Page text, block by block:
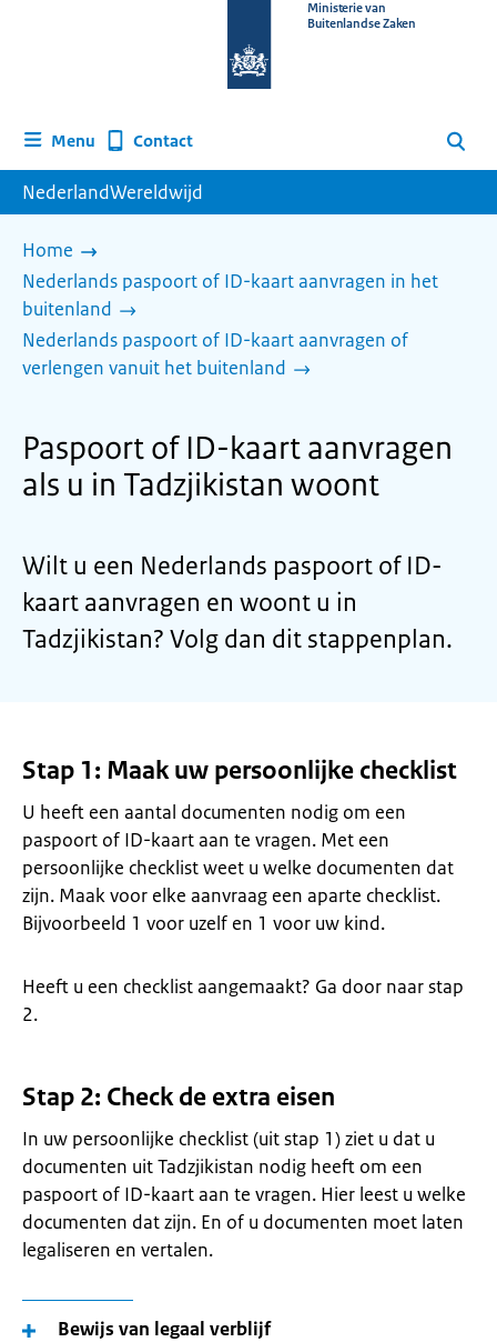
homepage
Ministerie van
Buitenlandse Zaken
Menu Contact Zoeken
NederlandWereldwijd
Home
Nederlands paspoort of ID-kaart aanvragen in het
buitenland
Nederlands paspoort of ID-kaart aanvragen of
verlengen vanuit het buitenland
Paspoort of ID-kaart aanvragen
als u in Tadzjikistan woont
Wilt u een Nederlands paspoort of ID-
kaart aanvragen en woont u in
Tadzjikistan? Volg dan dit stappenplan.
Stap 1: Maak uw persoonlijke checklist
U heeft een aantal documenten nodig om een
paspoort of ID-kaart aan te vragen. Met een
persoonlijke checklist weet u welke documenten dat
zijn. Maak voor elke aanvraag een aparte checklist.
Bijvoorbeeld 1 voor uzelf en 1 voor uw kind.
Heeft u een checklist aangemaakt? Ga door naar stap
2.
Stap 2: Check de extra eisen
In uw persoonlijke checklist (uit stap 1) ziet u dat u
documenten uit Tadzjikistan nodig heeft om een
paspoort of ID-kaart aan te vragen. Hier leest u welke
documenten dat zijn. En of u documenten moet laten
legaliseren en vertalen.
Bewijs van legaal verblijf